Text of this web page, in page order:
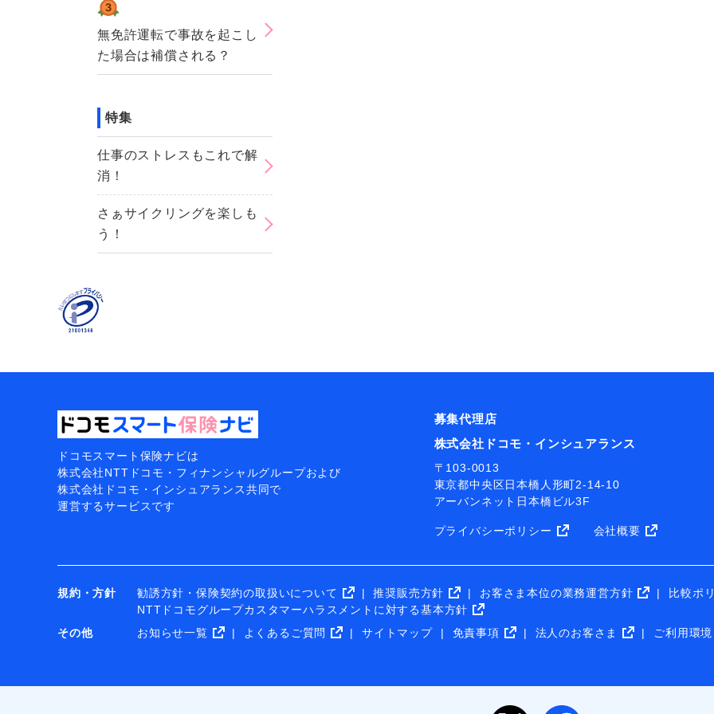
無免許運転で事故を起こし
た場合は補償される？
特集
仕事のストレスもこれで解
消！
さぁサイクリングを楽しも
う！
ドコモスマート保険ナビは
株式会社NTTドコモ・フィナンシャルグループおよび
株式会社ドコモ・インシュアランス共同で
運営するサービスです
募集代理店
株式会社ドコモ・インシュアランス
〒103-0013
東京都中央区日本橋人形町2-14-10
アーバンネット日本橋ビル3F
プライバシーポリシー 会社概要
規約・方針 勧誘方針・保険契約の取扱いについて 推奨販売方針 お客さま本位の業務運営方針
比較ポ
NTTドコモグループカスタマーハラスメントに対する基本方針
その他
お知らせ一覧 よくあるご質問 サイトマップ 免責事項 法人のお客さま ご利用環境